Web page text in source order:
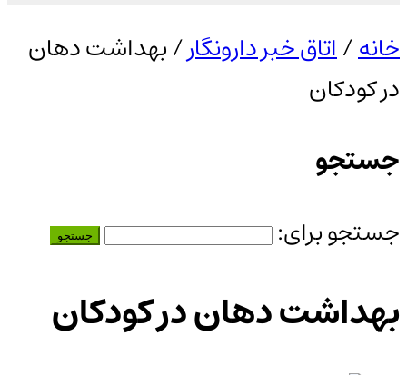
خانه/اتاق خبر دارونگار/ بهداشت دهان
در کودکان
جستجو
جستجو برای:
بهداشت دهان در کودکان